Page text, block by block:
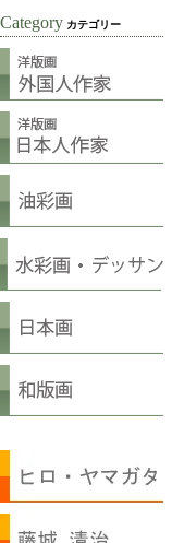
Category カテゴリー